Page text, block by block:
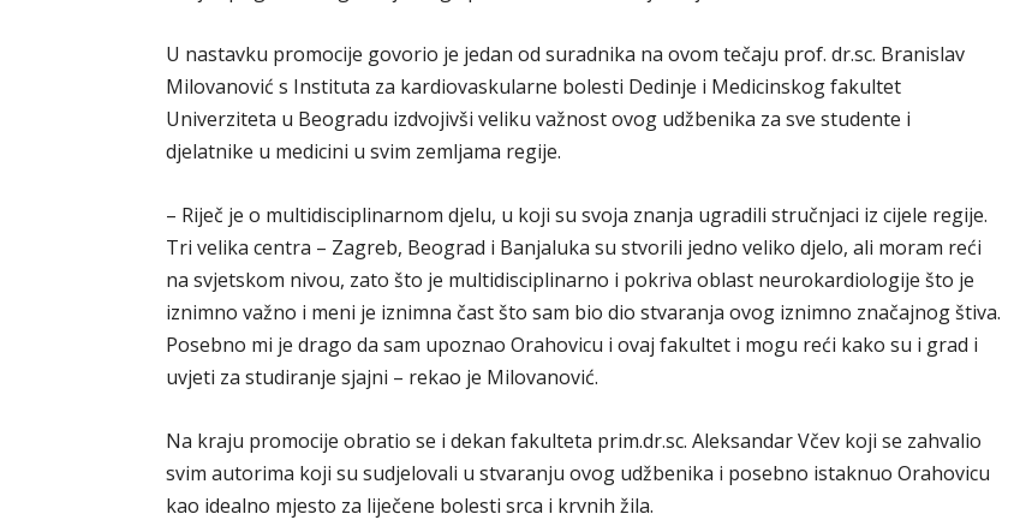
U nastavku promocije govorio je jedan od suradnika na ovom tečaju prof. dr.sc. Branislav
Milovanović s Instituta za kardiovaskularne bolesti Dedinje i Medicinskog fakultet
Univerziteta u Beogradu izdvojivši veliku važnost ovog udžbenika za sve studente i
djelatnike u medicini u svim zemljama regije.
– Riječ je o multidisciplinarnom djelu, u koji su svoja znanja ugradili stručnjaci iz cijele regije.
Tri velika centra – Zagreb, Beograd i Banjaluka su stvorili jedno veliko djelo, ali moram reći
na svjetskom nivou, zato što je multidisciplinarno i pokriva oblast neurokardiologije što je
iznimno važno i meni je iznimna čast što sam bio dio stvaranja ovog iznimno značajnog štiva.
Posebno mi je drago da sam upoznao Orahovicu i ovaj fakultet i mogu reći kako su i grad i
uvjeti za studiranje sjajni – rekao je Milovanović.
Na kraju promocije obratio se i dekan fakulteta prim.dr.sc. Aleksandar Včev koji se zahvalio
svim autorima koji su sudjelovali u stvaranju ovog udžbenika i posebno istaknuo Orahovicu
kao idealno mjesto za liječene bolesti srca i krvnih žila.